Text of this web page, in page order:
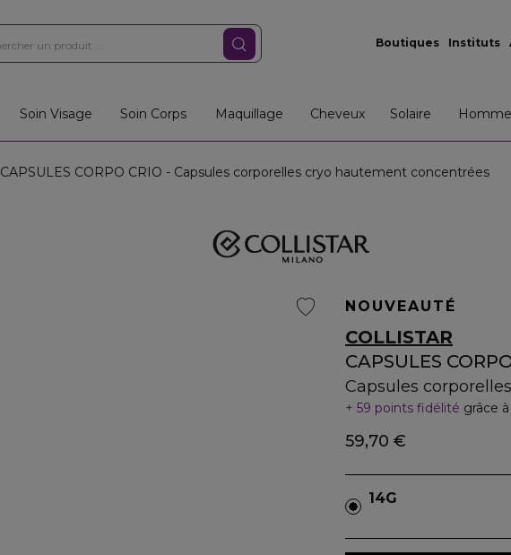
Boutiques Instituts
Soin Visage Soin Corps Maquillage Cheveux Solaire Homme
CAPSULES CORPO CRIO - Capsules corporelles cryo hautement concentrées
NOUVEAUTÉ
COLLISTAR
CAPSULES
Capsules
59 points fidélité grâce
59,70 €
14G